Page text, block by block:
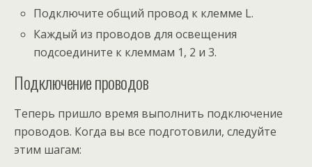
Подключите общий провод к клемме L.
Каждый из проводов для освещения
подсоедините к клеммам 1, 2 и 3.
Подключение проводов
Теперь пришло время выполнить подключение
проводов. Когда вы все подготовили, следуйте
этим шагам: